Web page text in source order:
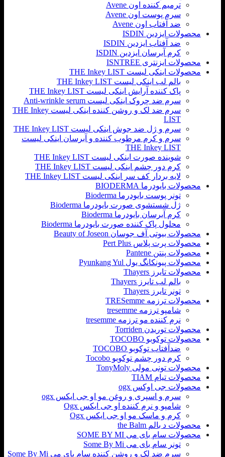
ترمیم کننده اون Avene
سرم پوست اون Avene
ضد آفتاب اون Avene
محصولات ایزدین ISDIN
ضد آفتاب ایزدین ISDIN
کرم آبرسان ایزدین ISDIN
محصولات ایزنتری ISNTREE
محصولات اینکی لیست THE Inkey LIST
بالم لب اینکی لیست THE Inkey LIST
پاک کننده آرایش اینکی لیست THE Inkey LIST
سرم ضد چروک اینکی لیست Anti-wrinkle serum
سرم ضد لک و روشن کننده اینکی لیست THE Inkey
LIST
سرم و ژل ضد جوش اینکی لیست THE Inkey LIST
سرم و کرم مرطوب کننده و آبرسان اینکی لیست
THE Inkey LIST
شوینده صورت اینکی لیست THE Inkey LIST
کرم دور چشم اینکی لیست THE Inkey LIST
لایه بردار کف سر اینکی لیست THE Inkey LIST
محصولات بایودرما BIODERMA
تونر پوست بایودرما Bioderma
ژل شستشوی صورت بایودرما Bioderma
کرم آبرسان بایودرما Bioderma
محلول پاک کننده صورت بایودرما Bioderma
محصولات بیوتی آف جوسان Beauty of Joseon
محصولات پرت پلاس Pert Plus
محصولات پنتن Pantene
محصولات پیونکانگ یول Pyunkang Yul
محصولات تایرز Thayers
بالم لب تایرز Thayers
تونر تایرز Thayers
محصولات ترزمه TRESemme
شامپو ترزمه tresemme
نرم کننده مو ترزمه tresemme
محصولات توریدن Torriden
محصولات توکوبو TOCOBO
ضدآفتاب توکوبو TOCOBO
کرم دور چشم توکوبو Tocobo
محصولات تونی مولی TonyMoly
محصولات تیام TIAM
محصولات جی اوکس ogx
سرم و اسپری و روغن مو او جی ایکس ogx
شامپو و نرم کننده او جی ایکس Ogx
کرم و ماسک مو او جی ایکس Ogx
محصولات د بالم the Balm
محصولات سام بای می SOME BY MI
تونر سام بای می Some By Mi
سرم ضد لک و روشن کننده سام بای می Some By Mi